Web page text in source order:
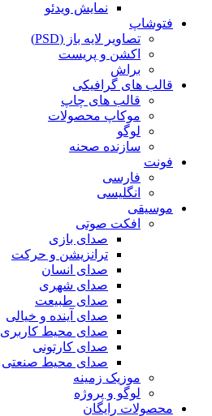
نمایش ویدئو
فتوشاپ
تصاویر لایه باز (PSD)
اکشن و پریست
براش
قالب های گرافیکی
قالب های چاپ
موکاپ محصولات
لوگو
سازنده صحنه
فونت
فارسی
انگلیسی
موسیقی
افکت صوتی
صدای بازی
ترانزیشن و حرکت
صدای انسان
صدای شهری
صدای طبیعت
صدای آینده و خیالی
صدای محیط کاربری
صدای کارتونی
صدای محیط صنعتی
موزیک زمینه
لوگو و پروژه
محصولات رایگان